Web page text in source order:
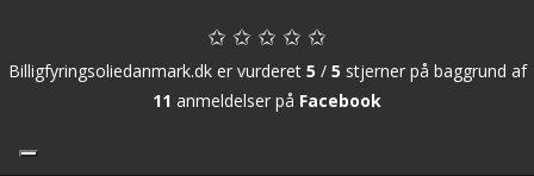
✩ ✩ ✩ ✩ ✩
Billigfyringsoliedanmark.dk er vurderet 5 / 5 stjerner på baggrund af
11 anmeldelser på Facebook